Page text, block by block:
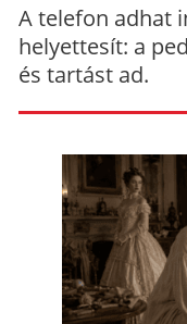
A telefon adhat
helyettesít: a
és tartást ad.